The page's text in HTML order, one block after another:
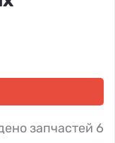
запчастей 6